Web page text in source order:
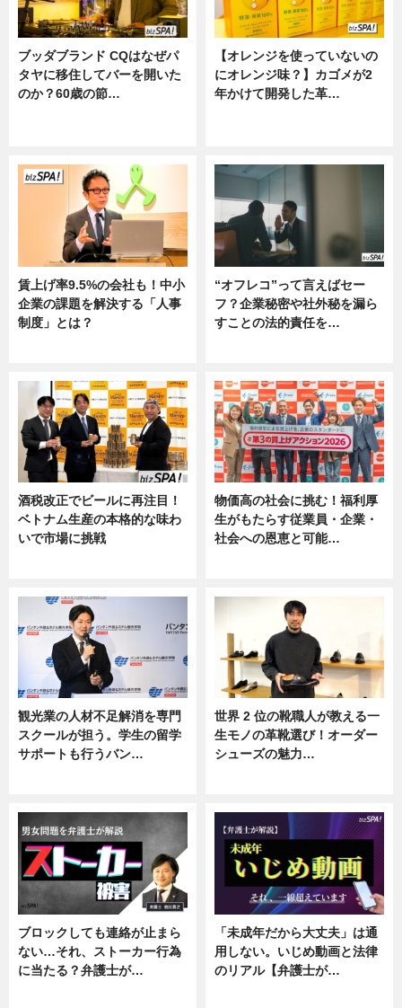
ブッダブランド CQはなぜパ
タヤに移住してバーを開いた
のか？60歳の節…
【オレンジを使っていないの
にオレンジ味？】カゴメが2
年かけて開発した革…
賃上げ率9.5%の会社も！中小
企業の課題を解決する「人事
制度」とは？
“オフレコ”って言えばセー
フ？企業秘密や社外秘を漏ら
すことの法的責任を…
酒税改正でビールに再注目！
ベトナム生産の本格的な味わ
いで市場に挑戦
物価高の社会に挑む！福利厚
生がもたらす従業員・企業・
社会への恩恵と可能…
観光業の人材不足解消を専門
スクールが担う。学生の留学
サポートも行うバン…
世界 2 位の靴職人が教える一
生モノの革靴選び！オーダー
シューズの魅力…
ブロックしても連絡が止まら
ない…それ、ストーカー行為
に当たる？弁護士が…
「未成年だから大丈夫」は通
用しない。いじめ動画と法律
のリアル【弁護士が…